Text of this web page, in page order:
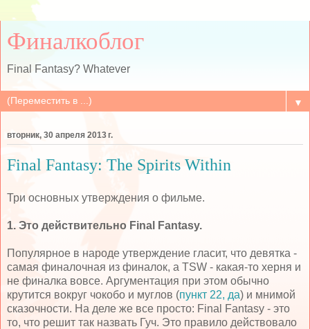
Финалкоблог
Final Fantasy? Whatever
▼
вторник, 30 апреля 2013 г.
Final Fantasy: The Spirits Within
Три основных утверждения о фильме.
1. Это действительно Final Fantasy.
Популярное в народе утверждение гласит, что девятка -
самая финалочная из финалок, а TSW - какая-то херня и
не финалка вовсе. Аргументация при этом обычно
крутится вокруг чокобо и муглов (пункт 22, да) и мнимой
сказочности. На деле же все просто: Final Fantasy - это
то, что решит так назвать Гуч. Это правило действовало